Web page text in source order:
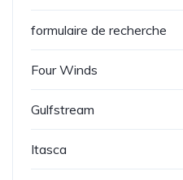
formulaire de recherche
Four Winds
Gulfstream
Itasca